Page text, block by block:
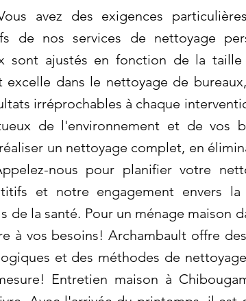
avez des exigences
de nos services de nettoyage
sont ajustés en fonction de la
dans le nettoyage de
irréprochables à chaque
de l'environnement et de vos
un nettoyage complet, en
nous pour planifier votre
et notre engagement envers
de la santé. Pour un ménage maison
à vos besoins! Archambault offre
et des méthodes de
Entretien maison à